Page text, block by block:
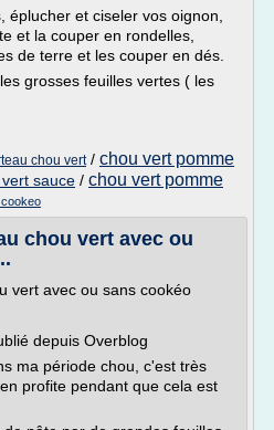
éplucher et ciseler vos oignon,
et la couper en rondelles,
de terre et les couper en dés.
grosses feuilles vertes ( les
chou vert/ chou vert pomme
sauce / chou vert pomme
chou vert avec ou
vert avec ou sans cookéo
depuis Overblog
ma période chou, c'est très
profite pendant que cela est